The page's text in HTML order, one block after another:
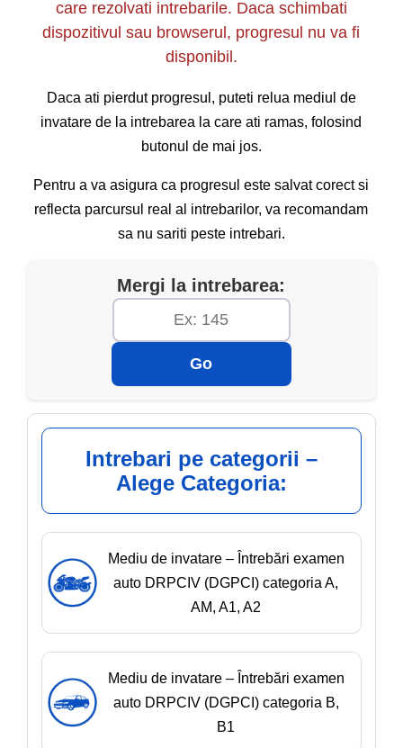
care rezolvati intrebarile. Daca schimbati
dispozitivul sau browserul, progresul nu va fi
disponibil.
Daca ati pierdut progresul, puteti relua mediul de
invatare de la intrebarea la care ati ramas, folosind
butonul de mai jos.
Pentru a va asigura ca progresul este salvat corect si
reflecta parcursul real al intrebarilor, va recomandam
sa nu sariti peste intrebari.
Mergi la intrebarea:
Go
Intrebari pe categorii –
Alege Categoria:
Mediu de invatare – Întrebări examen
auto DRPCIV (DGPCI) categoria A,
AM, A1, A2
Mediu de invatare – Întrebări examen
auto DRPCIV (DGPCI) categoria B,
B1